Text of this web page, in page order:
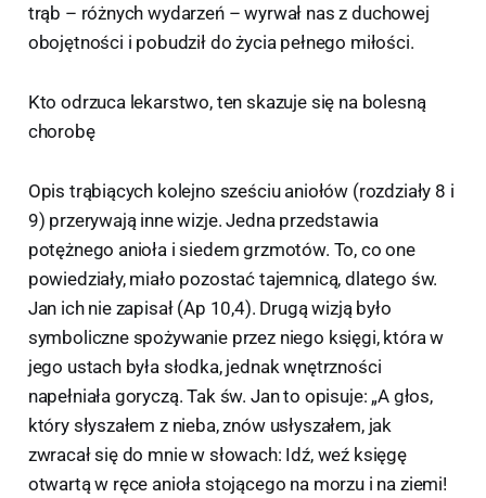
trąb – różnych wydarzeń – wyrwał nas z duchowej
obojętności i pobudził do życia pełnego miłości.
Kto odrzuca lekarstwo, ten skazuje się na bolesną
chorobę
Opis trąbiących kolejno sześciu aniołów (rozdziały 8 i
9) przerywają inne wizje. Jedna przedstawia
potężnego anioła i siedem grzmotów. To, co one
powiedziały, miało pozostać tajemnicą, dlatego św.
Jan ich nie zapisał (Ap 10,4). Drugą wizją było
symboliczne spożywanie przez niego księgi, która w
jego ustach była słodka, jednak wnętrzności
napełniała goryczą. Tak św. Jan to opisuje: „A głos,
który słyszałem z nieba, znów usłyszałem, jak
zwracał się do mnie w słowach: Idź, weź księgę
otwartą w ręce anioła stojącego na morzu i na ziemi!